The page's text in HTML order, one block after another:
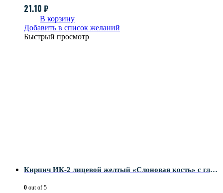
21.10 ₽
В корзину
Добавить в список желаний
Быстрый просмотр
Кирпич ИК-2 лицевой желтый «Слоновая кость» с гладкой поверхностью
0 out of 5